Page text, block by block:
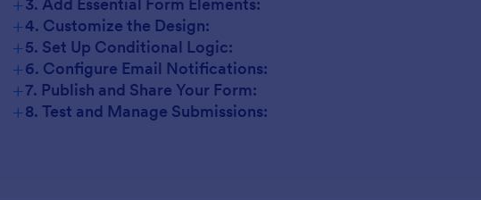
3. Add Essential Form Elements:
+4. Customize the Design:
+5. Set Up Conditional Logic:
+6. Configure Email Notifications:
+7. Publish and Share Your Form:
+8. Test and Manage Submissions: